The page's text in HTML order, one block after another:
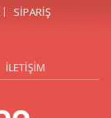
SIPARIŞ
İLETIŞIM